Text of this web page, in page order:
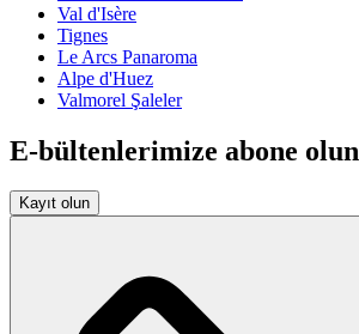
Val d'Isère
Tignes
Le Arcs Panaroma
Alpe d'Huez
Valmorel Şaleler
E-bültenlerimize abone olun
Kayıt olun